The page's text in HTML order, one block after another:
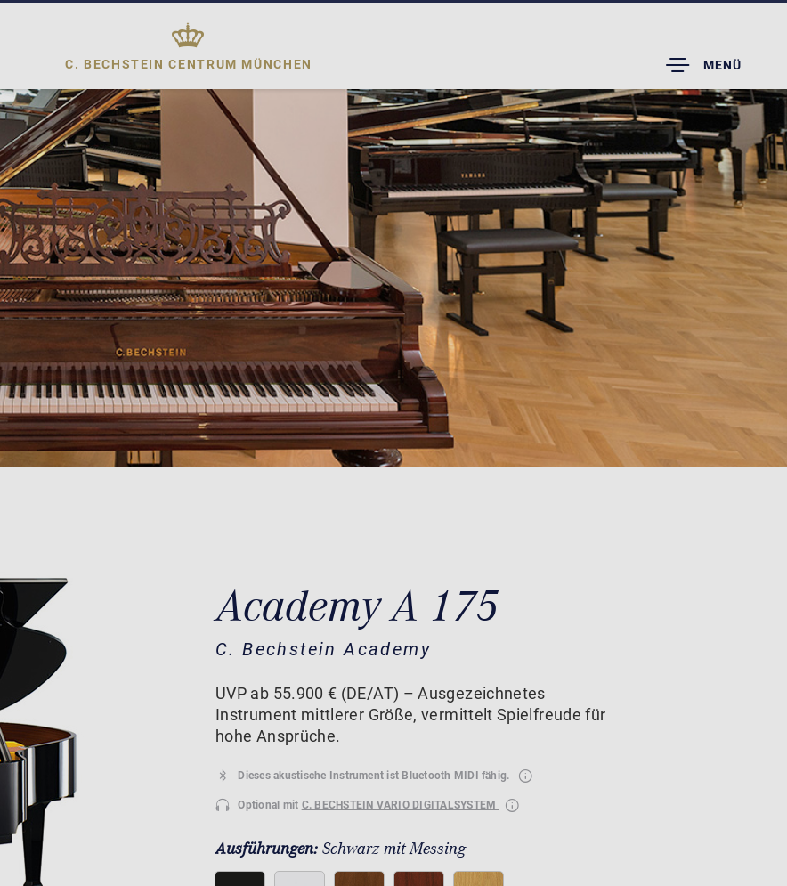
C. BECHSTEIN CENTRUM MÜNCHEN
TOGGLE
DROPDOWN
MENÜ
Academy A 175
C. Bechstein Academy
UVP ab 55.900 € (DE/AT) – Ausgezeichnetes
Instrument mittlerer Größe, vermittelt Spielfreude für
hohe Ansprüche.
Dieses akustische Instrument ist Bluetooth MIDI fähig.
Optional mit C. BECHSTEIN VARIO DIGITALSYSTEM
Ausführungen: Schwarz mit Messing